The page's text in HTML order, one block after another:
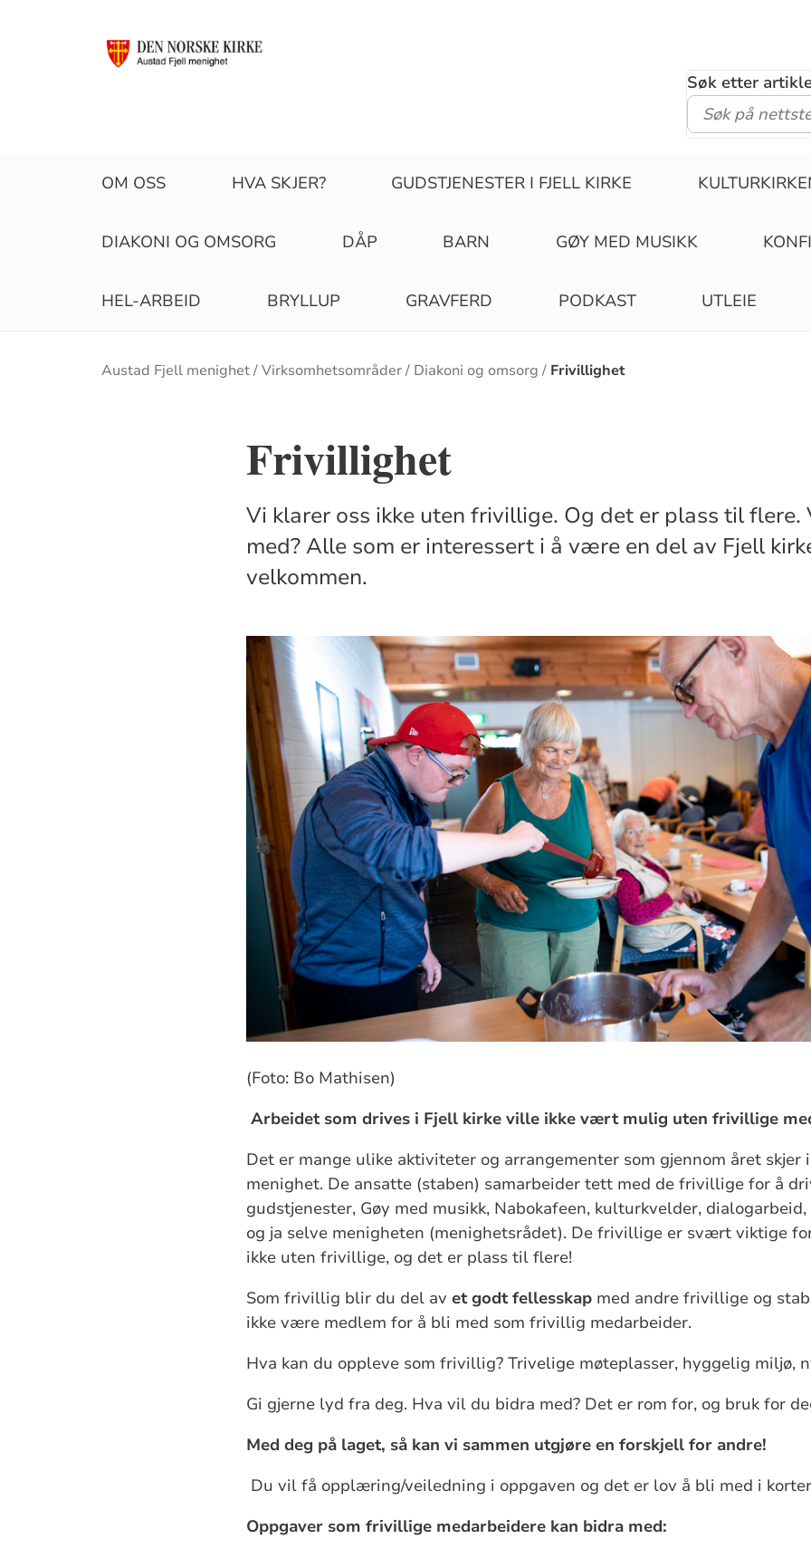
Søk etter
OM OSS HVA SKJER? GUDSTJENESTER I FJELL KIRKE
DIAKONI OG OMSORG DÅP BARN GØY MED MUSIKK
HEL-ARBEID BRYLLUP GRAVFERD PODKAST UTLEIE
Brødsmulesti
Austad Fjell menighet Virksomhetsområder Diakoni og omsorg Frivillighet
Frivillighet
Vi klarer oss ikke uten frivillige. Og det er plass til
med? Alle som er interessert i å være en del av Fjell
velkommen.
(Foto: Bo Mathisen)
Arbeidet som drives i Fjell kirke ville ikke vært mulig uten frivillige
Det er mange ulike aktiviteter og arrangementer som gjennom året skjer
menighet. De ansatte (staben) samarbeider tett med de frivillige for å
gudstjenester, Gøy med musikk, Nabokafeen, kulturkvelder, dialogarbeid,
og ja selve menigheten (menighetsrådet). De frivillige er svært viktige
ikke uten frivillige, og det er plass til flere!
Som frivillig blir du del av et godt fellesskap med andre frivillige og
ikke være medlem for å bli med som frivillig medarbeider.
Hva kan du oppleve som frivillig? Trivelige møteplasser, hyggelig miljø,
Gi gjerne lyd fra deg. Hva vil du bidra med? Det er rom for, og bruk for
Med deg på laget, så kan vi sammen utgjøre en forskjell for andre!
Du vil få opplæring/veiledning i oppgaven og det er lov å bli med i
Oppgaver som frivillige medarbeidere kan bidra med: